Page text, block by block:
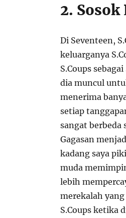
2.
Di Seventeen,
keluarganya
S.Coups
dia muncul
menerima
setiap
sangat berbeda
Gagasan
kadang saya
muda
lebih
merekalah
S.Coups ketika